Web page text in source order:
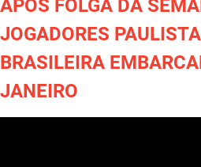
APÓS FOLGA DA
JOGADORES
BRASILEIRA
JANEIRO